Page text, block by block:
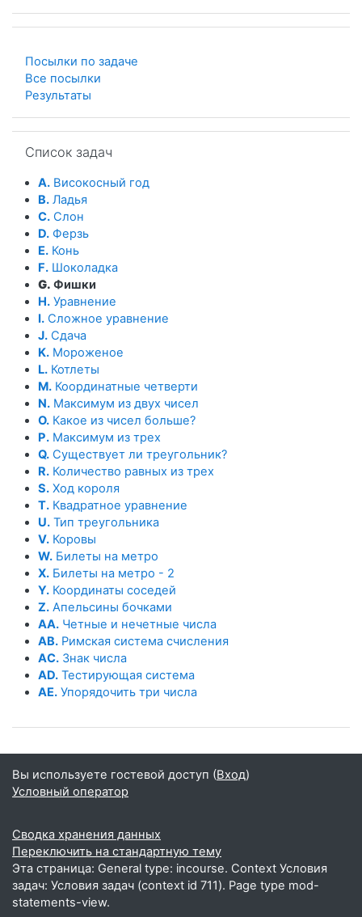
Посылки по задаче
Все посылки
Результаты
Список задач
A. Високосный год
B. Ладья
C. Слон
D. Ферзь
E. Конь
F. Шоколадка
G. Фишки
H. Уравнение
I. Сложное уравнение
J. Сдача
K. Мороженое
L. Котлеты
M. Координатные четверти
N. Максимум из двух чисел
O. Какое из чисел больше?
P. Максимум из трех
Q. Существует ли треугольник?
R. Количество равных из трех
S. Ход короля
T. Квадратное уравнение
U. Тип треугольника
V. Коровы
W. Билеты на метро
X. Билеты на метро - 2
Y. Координаты соседей
Z. Апельсины бочками
AA. Четные и нечетные числа
AB. Римская система счисления
AC. Знак числа
AD. Тестирующая система
AE. Упорядочить три числа
Вы используете гостевой доступ (Вход)
Условный оператор
Сводка хранения данных
Переключить на стандартную тему
Эта страница: General type: incourse. Context Условия
задач: Условия задач (context id 711). Page type mod-
statements-view.